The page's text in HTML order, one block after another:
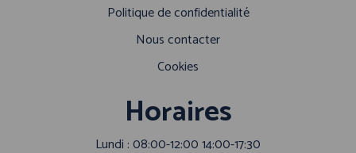
Politique de confidentialité
Nous contacter
Cookies
Horaires
Lundi : 08:00-12:00 14:00-17:30